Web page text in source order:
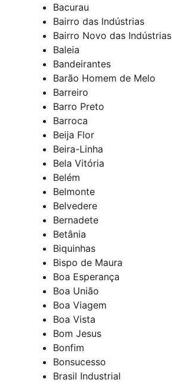
Bacurau
Bairro das Indústrias
Bairro Novo das Indústrias
Baleia
Bandeirantes
Barão Homem de Melo
Barreiro
Barro Preto
Barroca
Beija Flor
Beira-Linha
Bela Vitória
Belém
Belmonte
Belvedere
Bernadete
Betânia
Biquinhas
Bispo de Maura
Boa Esperança
Boa União
Boa Viagem
Boa Vista
Bom Jesus
Bonfim
Bonsucesso
Brasil Industrial